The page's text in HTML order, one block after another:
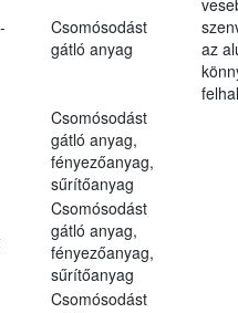
Csomósodást
gátló anyag
az
Csomósodást
gátló anyag,
fényezőanyag,
sűrítőanyag
Csomósodást
gátló anyag,
fényezőanyag,
sűrítőanyag
Csomósodást